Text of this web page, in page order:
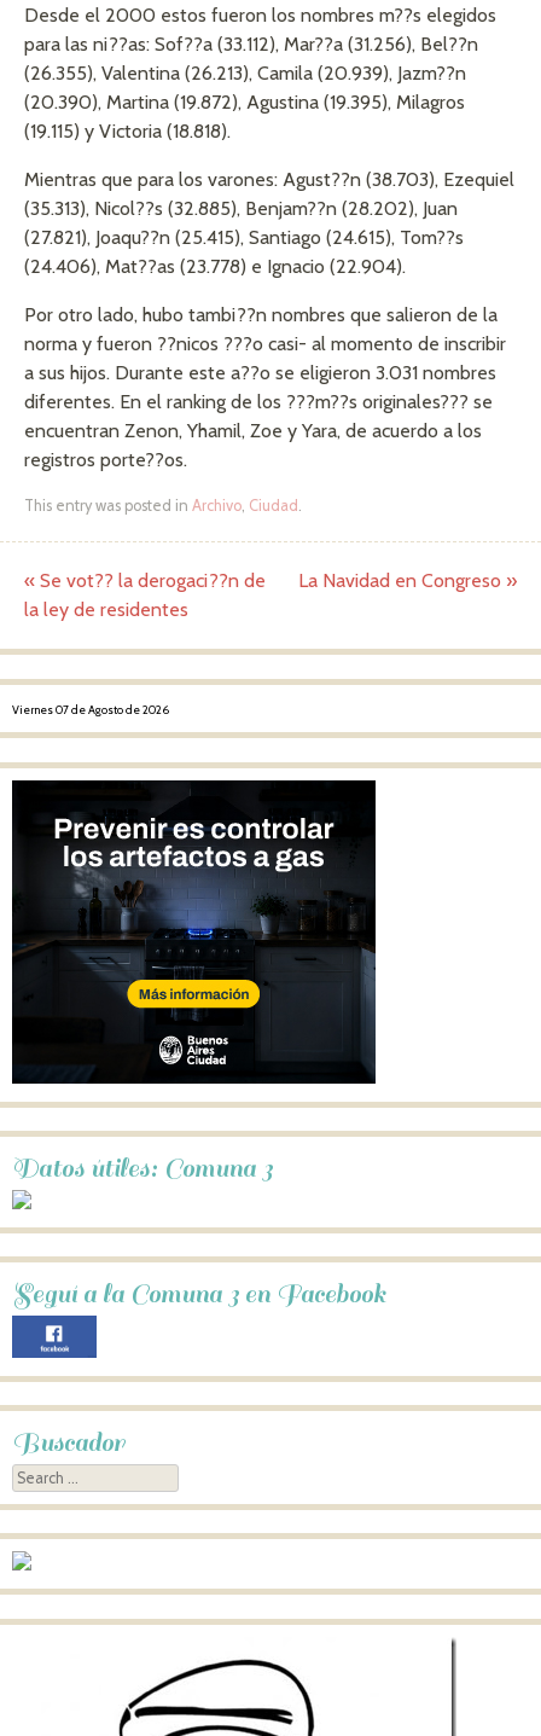
Desde el 2000 estos fueron los nombres m??s elegidos
para las ni??as: Sof??a (33.112), Mar??a (31.256), Bel??n
(26.355), Valentina (26.213), Camila (20.939), Jazm??n
(20.390), Martina (19.872), Agustina (19.395), Milagros
(19.115) y Victoria (18.818).
Mientras que para los varones: Agust??n (38.703), Ezequiel
(35.313), Nicol??s (32.885), Benjam??n (28.202), Juan
(27.821), Joaqu??n (25.415), Santiago (24.615), Tom??s
(24.406), Mat??as (23.778) e Ignacio (22.904).
Por otro lado, hubo tambi??n nombres que salieron de la
norma y fueron ??nicos ???o casi- al momento de inscribir
a sus hijos. Durante este a??o se eligieron 3.031 nombres
diferentes. En el ranking de los ???m??s originales??? se
encuentran Zenon, Yhamil, Zoe y Yara, de acuerdo a los
registros porte??os.
This entry was posted in Archivo, Ciudad .
Post navigation
« Se vot?? la derogaci??n de
la ley de residentes
La Navidad en Congreso »
Viernes 07 de Agosto de 2026
Datos útiles: Comuna 3
Seguí a la Comuna 3 en Facebook
Buscador
Search